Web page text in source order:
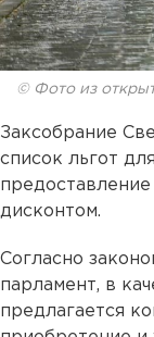
© Фото из
Заксобрание
список льгот
дисконтом.
Согласно
парламент, в
предлагается